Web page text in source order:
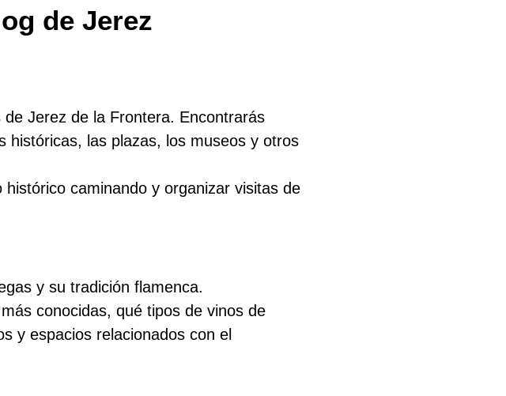
de Jerez
Jerez de la Frontera. Encontrarás
históricas, las plazas, los museos y otros
caminando y organizar visitas de
y su tradición flamenca.
conocidas, qué tipos de vinos de
y espacios relacionados con el